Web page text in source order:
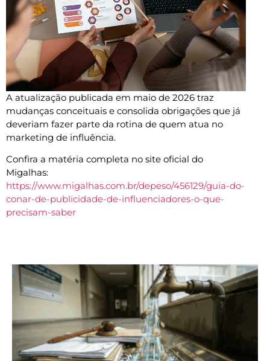
A atualização publicada em maio de 2026 traz
mudanças conceituais e consolida obrigações que já
deveriam fazer parte da rotina de quem atua no
marketing de influência.
Confira a matéria completa no site oficial do
Migalhas:
https://www.migalhas.com.br/depeso/456129/guia-do-
conar-de-publicidade-de-influenciadores-o-que-
precisam-saber